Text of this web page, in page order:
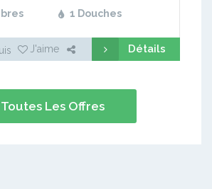
1 Douches
J'aime Détails
Toutes Les Offres